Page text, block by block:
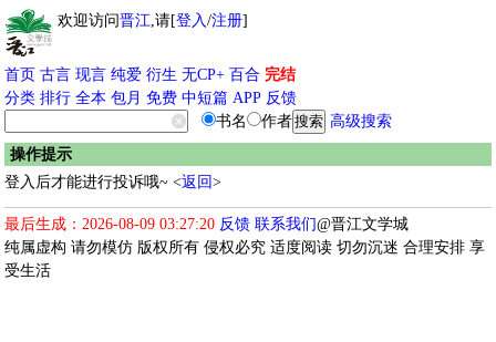
欢迎访问晋江,请[登入/注册]
首页 古言 现言 纯爱 衍生 无CP+ 百合 完结
分类 排行 全本 包月 免费 中短篇 APP 反馈
书名
作者
高级搜索
操作提示
登入后才能进行投诉哦~ <返回>
最后生成：2026-08-09 03:27:20 反馈 联系我们@晋江文学城
纯属虚构 请勿模仿 版权所有 侵权必究 适度阅读 切勿沉迷 合理安排 享
受生活